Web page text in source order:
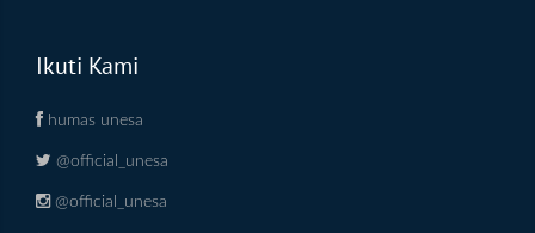
Ikuti Kami
humas unesa
@official_unesa
@official_unesa